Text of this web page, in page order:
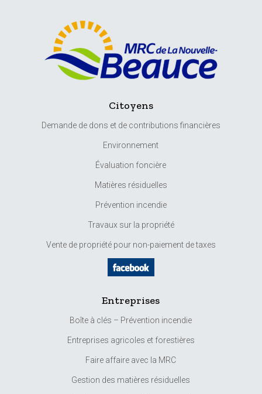
Citoyens
Demande de dons et de contributions financières
Environnement
Évaluation foncière
Matières résiduelles
Prévention incendie
Travaux sur la propriété
Vente de propriété pour non-paiement de taxes
Entreprises
Boîte à clés – Prévention incendie
Entreprises agricoles et forestières
Faire affaire avec la MRC
Gestion des matières résiduelles